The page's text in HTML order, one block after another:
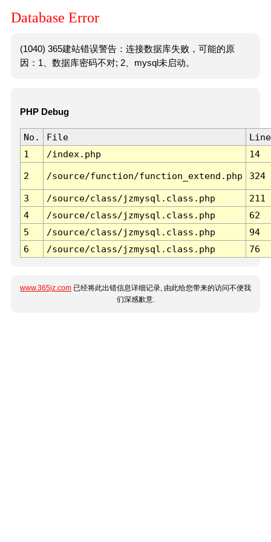
Database Error
(1040) 365建站错误警告：连接数据库失败，可能的原
因：1、数据库密码不对; 2、mysql未启动。
PHP Debug
No. File
Line
1
/index.php 14
2 /source/function/function_extend.php 324
3 /source/class/jzmysql.class.php
211
4
/source/class/jzmysql.class.php
62
5
/source/class/jzmysql.class.php
94
6
/source/class/jzmysql.class.php 76
www.365jz.com 已经将此出错信息详细记录, 由此给您带来的访问不便我
们深感歉意.